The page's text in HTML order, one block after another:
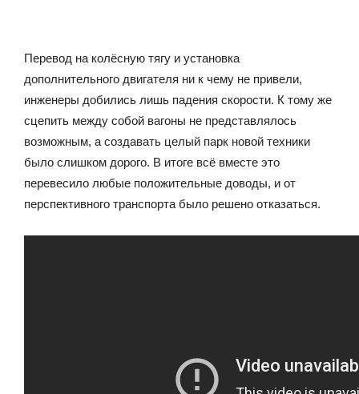
Перевод на колёсную тягу и установка
дополнительного двигателя ни к чему не привели,
инженеры добились лишь падения скорости. К тому же
сцепить между собой вагоны не представлялось
возможным, а создавать целый парк новой техники
было слишком дорого. В итоге всё вместе это
перевесило любые положительные доводы, и от
перспективного транспорта было решено отказаться.